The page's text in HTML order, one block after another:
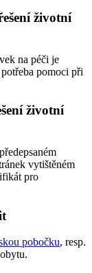
životní
na péči je
pomoci při
životní
vytištěném
pro
pobočku, resp.